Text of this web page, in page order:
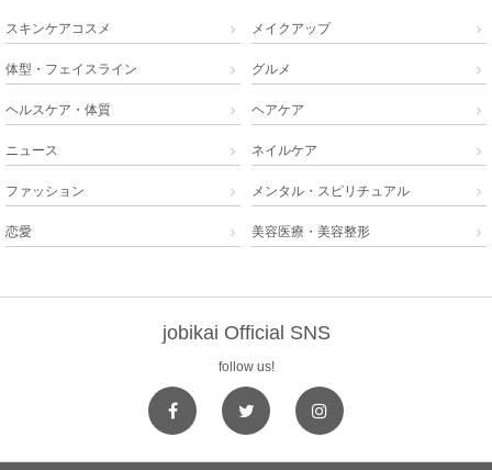
スキンケアコスメ  メイクアップ 
体型・フェイスライン  グルメ 
ヘルスケア・体質  ヘアケア 
ニュース  ネイルケア 
ファッション  メンタル・スピリチュアル 
恋愛  美容医療・美容整形 
jobikai Official SNS
follow us!